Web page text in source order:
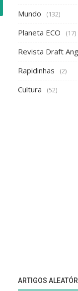
Mundo (132)
Planeta ECO (17)
Revista Draft
Rapidinhas (2)
Cultura (52)
ARTIGOS